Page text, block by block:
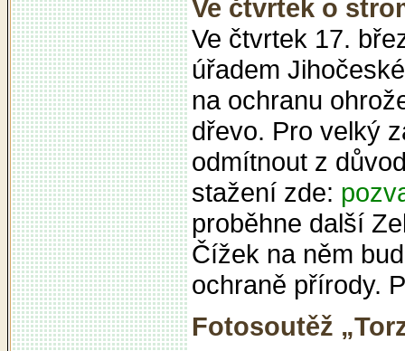
Ve čtvrtek o
Ve čtvrtek 17.
úřadem
na ochranu
dřevo. Pro velký
odmítnout z
stažení zde:
proběhne další
Čížek na něm
ochraně přírody.
Fotosoutěž